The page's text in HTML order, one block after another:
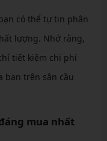
có thể tự tin phân
lượng. Nhớ rằng,
tiết kiệm chi phí
bạn trên sân cầu
mua nhất